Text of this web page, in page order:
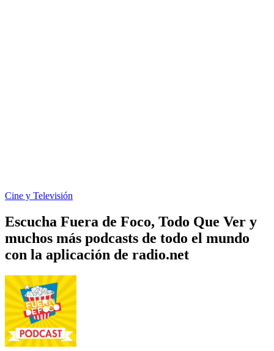
Cine y Televisión
Escucha Fuera de Foco, Todo Que Ver y
muchos más podcasts de todo el mundo
con la aplicación de radio.net